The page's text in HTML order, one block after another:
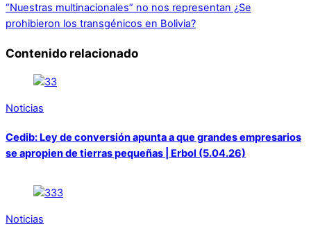
“Nuestras multinacionales” no nos representan ¿Se
prohibieron los transgénicos en Bolivia?
Contenido relacionado
Noticias
Cedib: Ley de conversión apunta a que grandes empresarios
se apropien de tierras pequeñas | Erbol (5.04.26)
Noticias